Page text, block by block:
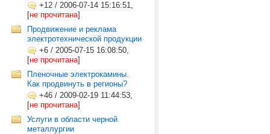
+12 / 2006-07-14 15:16:51,
[не прочитана]
Продвижение и реклама
электротехнической продукции
+6 / 2005-07-15 16:08:50,
[не прочитана]
Пленочные электрокамины.
Как продвинуть в регионы?
+46 / 2009-02-19 11:44:53,
[не прочитана]
Услуги в области черной
металлургии